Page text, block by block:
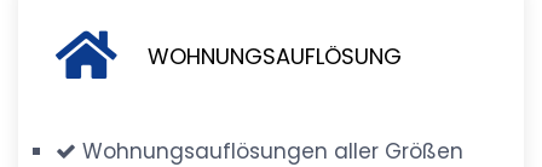
WOHNUNGSAUFLÖSUNG
Wohnungsauflösungen aller Größen